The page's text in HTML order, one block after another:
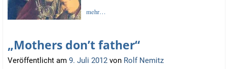
mehr…
„Mothers don’t father“
Veröffentlicht am 9. Juli 2012 von Rolf Nemitz